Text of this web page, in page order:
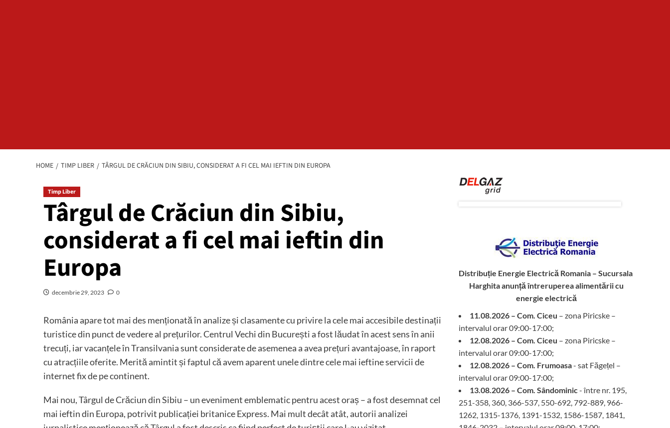
HOME TIMP LIBER TÂRGUL DE CRĂCIUN DIN SIBIU, CONSIDERAT A FI CEL MAI IEFTIN DIN EUROPA
Timp Liber
Târgul de Crăciun din Sibiu,
considerat a fi cel mai ieftin din
Europa
decembrie 29, 2023 0
România apare tot mai des menționată în analize și clasamente cu privire la cele mai accesibile destinații
turistice din punct de vedere al prețurilor. Centrul Vechi din București a fost lăudat în acest sens în anii
trecuți, iar vacanțele în Transilvania sunt considerate de asemenea a avea prețuri avantajoase, în raport
cu atracțiile oferite. Merită amintit și faptul că avem aparent unele dintre cele mai ieftine servicii de
internet fix de pe continent.
Mai nou, Târgul de Crăciun din Sibiu – un eveniment emblematic pentru acest oraș – a fost desemnat cel
mai ieftin din Europa, potrivit publicației britanice Express. Mai mult decât atât, autorii analizei
Distribuție Energie Electrică Romania – Sucursala
Harghitaanunță întreruperea alimentării cu
energie electrică
11.08.2026 – Com. Ciceu – zona Piricske –
intervalul orar 09:00-17:00;
12.08.2026 – Com. Ciceu – zona Piricske –
intervalul orar 09:00-17:00;
12.08.2026 – Com. Frumoasa- sat Făgețel –
intervalul orar 09:00-17:00;
13.08.2026 – Com. Sândominic- între nr. 195,
251-358, 360, 366-537, 550-692, 792-889, 966-
1262, 1315-1376, 1391-1532, 1586-1587, 1841,